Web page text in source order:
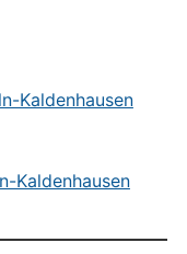
Kaldenhausen
Kaldenhausen